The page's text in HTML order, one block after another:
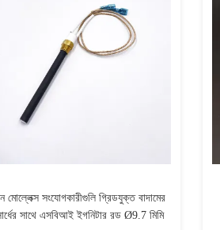
মোল্লেক্স সংযোগকারীগুলি গ্রিডযুক্ত বাদামের
সাথে এসবিআই ইগনিটার রড Ø9.7 মিমি